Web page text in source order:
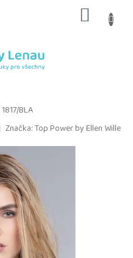
KOŠÍK
1817/BLA
Značka:Top Power by Ellen Wille